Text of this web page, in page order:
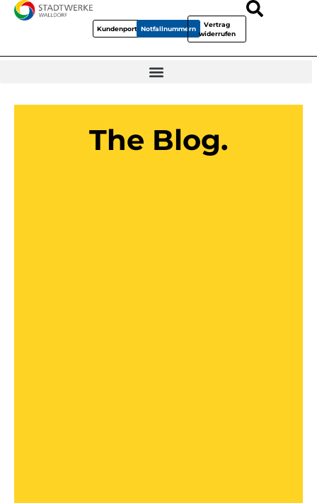
KundenportalNotfallnummern
Vertrag
widerrufen
The Blog.